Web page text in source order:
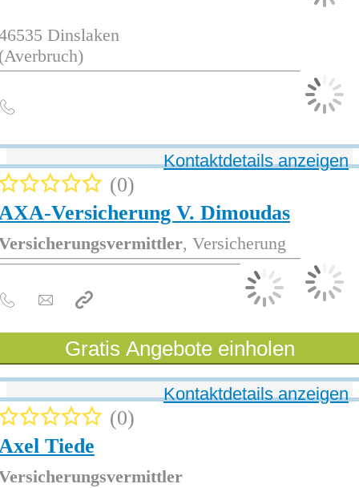
Dinslaken
Versicherung V. Dimoudas
, Versicherung
0
Kontaktdetails anzeigen
Gratis Angebote einholen
Tiede
0
Kontaktdetails anzeigen